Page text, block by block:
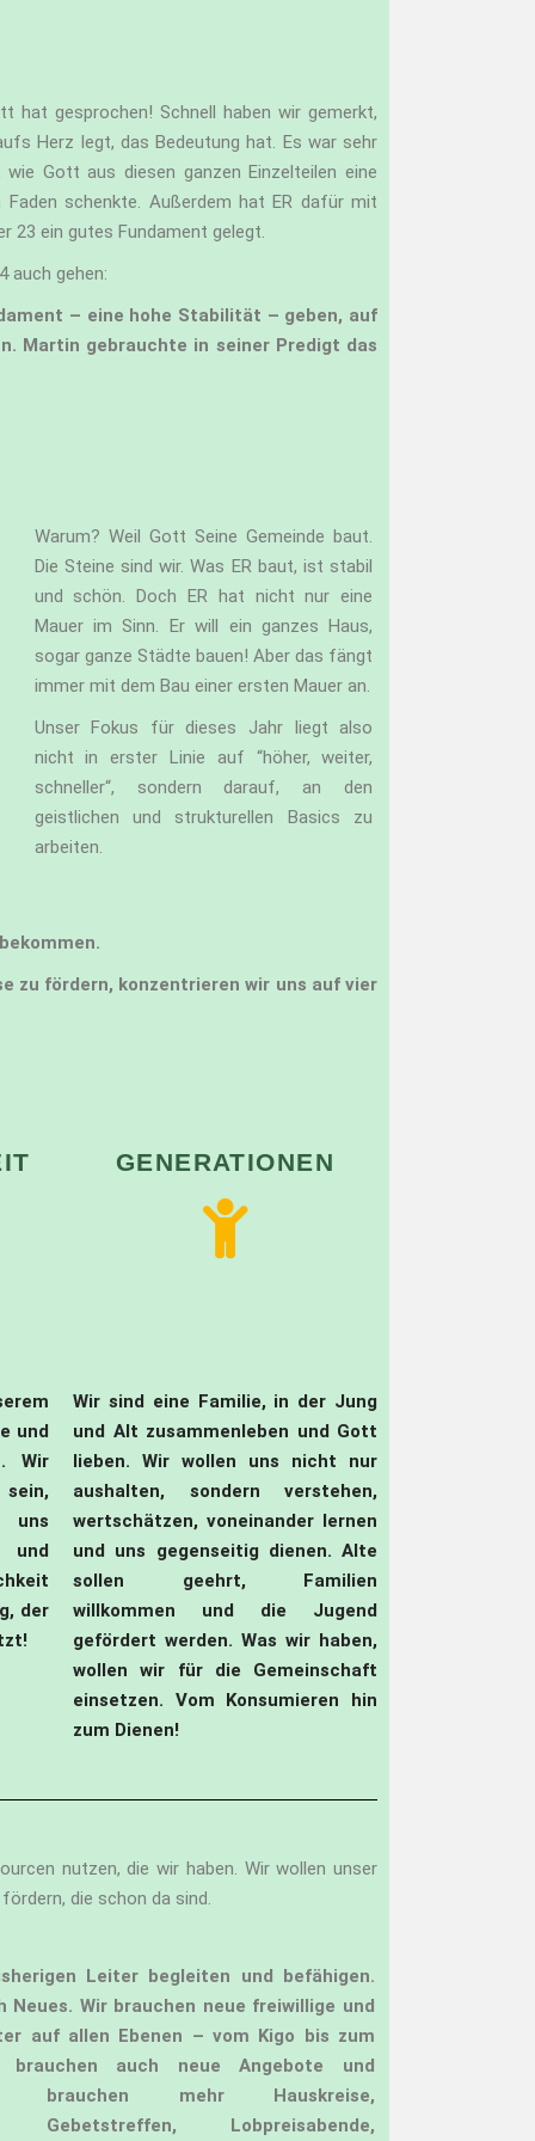
hat gesprochen! Schnell haben wir gemerkt,
Herz legt, das Bedeutung hat. Es war sehr
Gott aus diesen ganzen Einzelteilen eine
schenkte. Außerdem hat ER dafür mit
23 ein gutes Fundament gelegt.
auch gehen:
– eine hohe Stabilität – geben, auf
Martin gebrauchte in seiner Predigt das
Warum? Weil Gott Seine Gemeinde baut.
Die Steine sind wir. Was ER baut, ist stabil
und schön. Doch ER hat nicht nur eine
Mauer im Sinn. Er will ein ganzes Haus,
sogar ganze Städte bauen! Aber das fängt
immer mit dem Bau einer ersten Mauer an.
Unser Fokus für dieses Jahr liegt also
nicht in erster Linie auf “höher, weiter,
schneller“, sondern darauf, an den
geistlichen und strukturellen Basics zu
arbeiten.
zu fördern, konzentrieren wir uns auf vier
und
Wir
uns
und
der
GENERATIONEN
Wir sind eine Familie, in der Jung
und Alt zusammenleben und Gott
lieben. Wir wollen uns nicht nur
aushalten, sondern verstehen,
wertschätzen, voneinander lernen
und uns gegenseitig dienen. Alte
sollen geehrt, Familien
willkommen und die Jugend
gefördert werden. Was wir haben,
wollen wir für die Gemeinschaft
einsetzen. Vom Konsumieren hin
zum Dienen!
nutzen, die wir haben. Wir wollen unser
die schon da sind.
Leiter begleiten und befähigen.
Neues. Wir brauchen neue freiwillige und
auf allen Ebenen – vom Kigo bis zum
auch neue Angebote und
brauchen mehr Hauskreise,
Gebetstreffen, Lobpreisabende,